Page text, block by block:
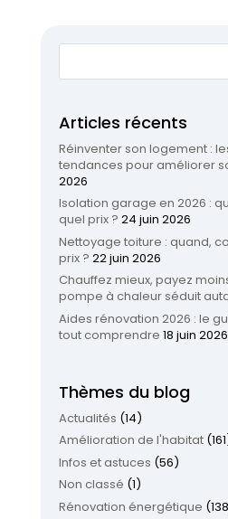
Articles récents
Réinventer son logement :
tendances pour améliorer
2026
Isolation garage en 2026 :
quel prix ? 24 juin 2026
Nettoyage toiture : quand,
prix ? 22 juin 2026
Chauffez mieux, payez
pompe à chaleur séduit
Aides rénovation 2026 : le
tout comprendre 18 juin 2026
Thèmes du blog
Actualités (14)
Amélioration de l'habitat
Infos et astuces (56)
Non classé (1)
Rénovation énergétique